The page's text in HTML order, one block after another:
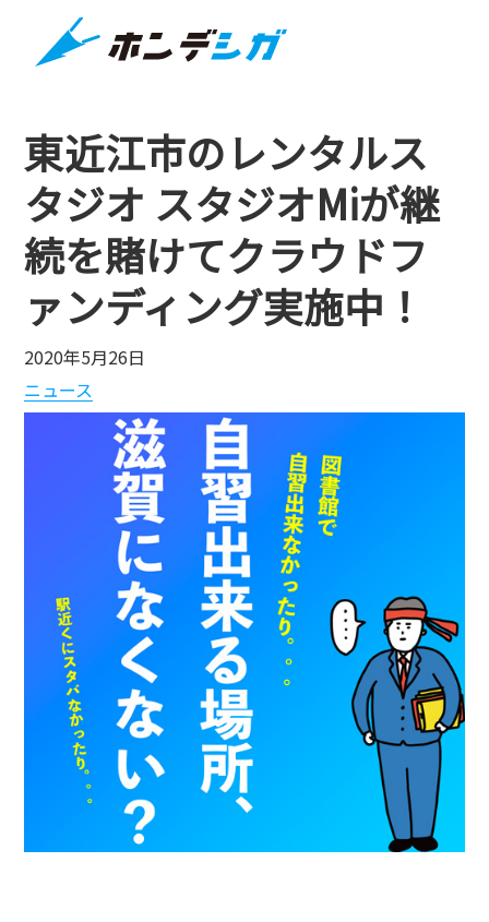
東近江市のレンタルス
タジオ スタジオMiが継
続を賭けてクラウドフ
ァンディング実施中！
2020年5月26日
ニュース